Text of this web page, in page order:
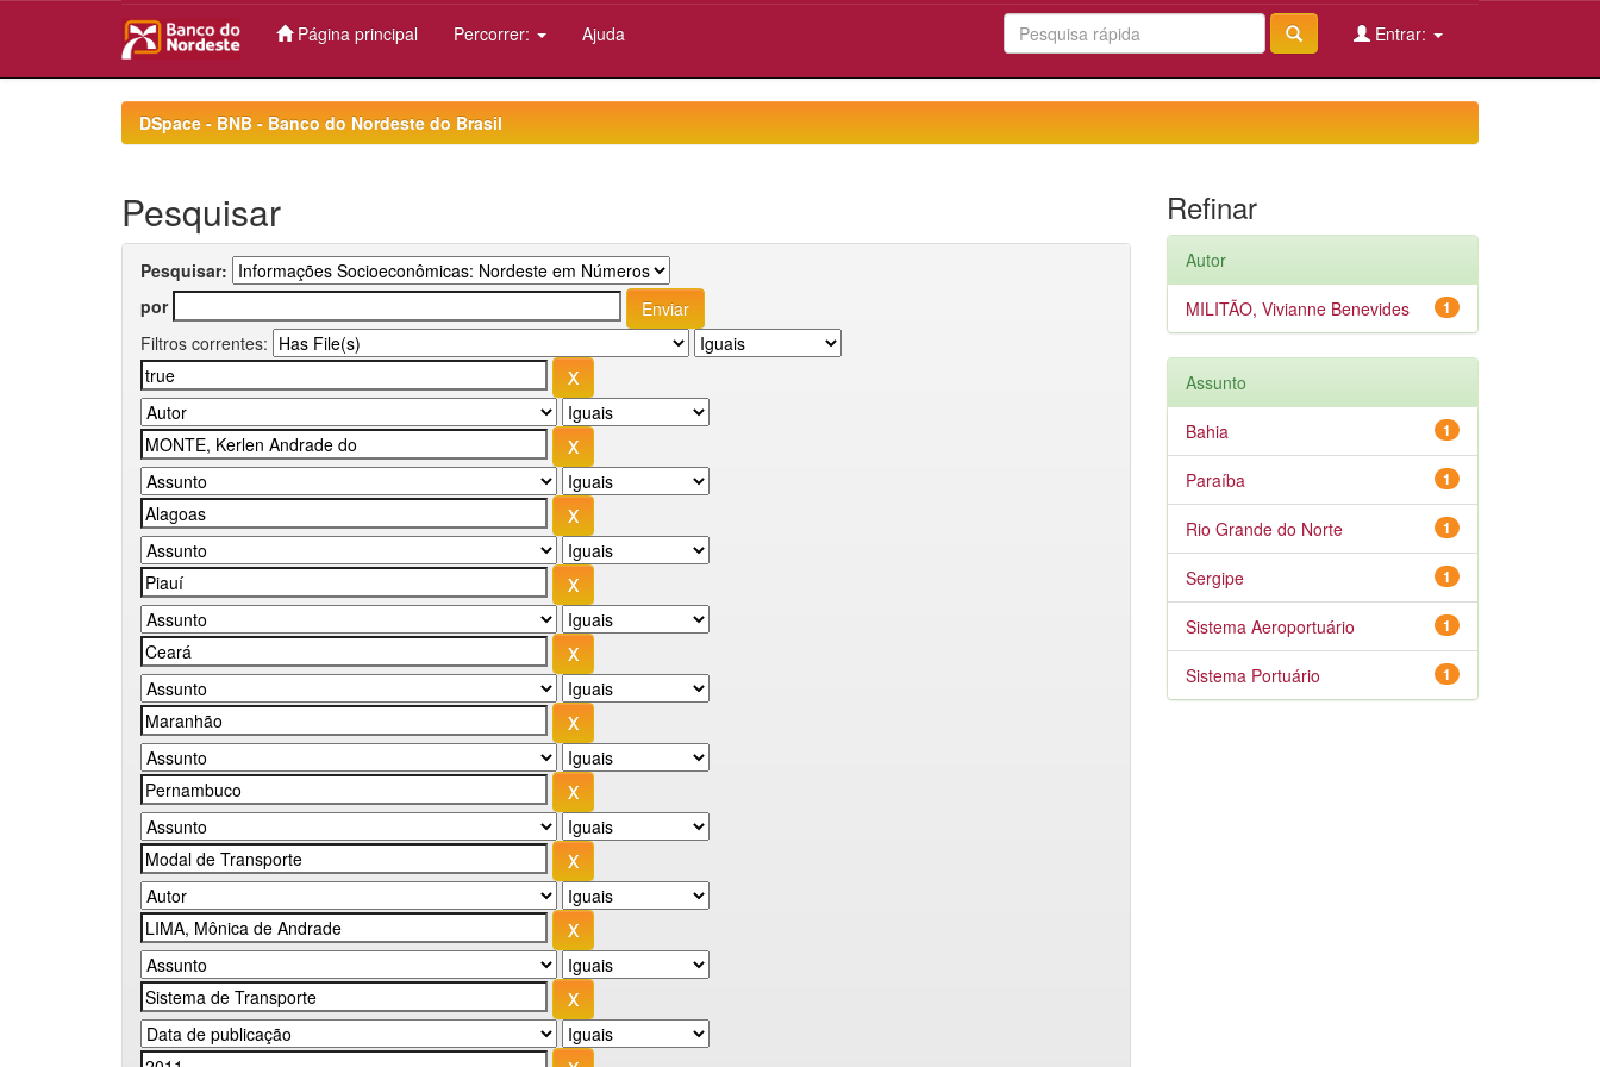
Página principal Percorrer: Ajuda Entrar:
DSpace - BNB - Banco do Nordeste do Brasil
Pesquisar
Pesquisar:
por
Filtros correntes:
Refinar
Autor
1
MILITÃO, Vivianne Benevides
Assunto
1
Bahia
1
Paraíba
1
Rio Grande do Norte
1
Sergipe
1
Sistema Aeroportuário
1
Sistema Portuário